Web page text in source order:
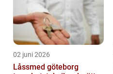
02 juni 2026
Låssmed göteborg